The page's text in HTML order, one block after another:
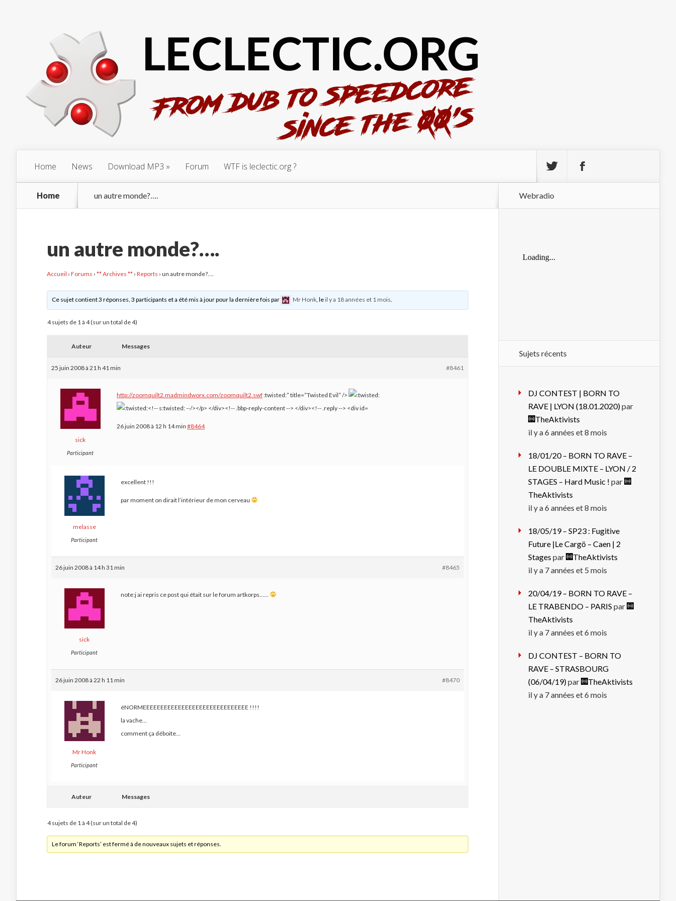
Home News Download MP3 Forum WTF is leclectic.org ?
Home un autre monde?….
un autre monde?….
Accueil › Forums › ** Archives ** › Reports › un autre monde?….
Ce sujet contient 3 réponses, 3 participants et a été mis à jour pour la dernière fois par Mr Honk, leil y a 18 années et 1 mois.
4 sujets de 1 à 4 (sur un total de 4)
Auteur Messages
25 juin 2008 à 21 h 41 min #8461
sick
Participant
http://zoomquilt2.madmindworx.com/zoomquilt2.swf:twisted:” title=”Twisted Evil” />
26 juin 2008 à 12 h 14 min #8464
melasse
Participant
excellent !!!
par moment on dirait l’intérieur de mon cerveau
26 juin 2008 à 14 h 31 min #8465
sick
Participant
note:j ai repris ce post qui était sur le forum artkorps……
26 juin 2008 à 22 h 11 min #8470
Mr Honk
Participant
éNORMEEEEEEEEEEEEEEEEEEEEEEEEEEEEEE !!!!
la vache…
comment ça déboite…
Auteur Messages
4 sujets de 1 à 4 (sur un total de 4)
Le forum ‘Reports’ est fermé à de nouveaux sujets et réponses.
Webradio
Sujets récents
DJ CONTEST | BORN TO
RAVE | LYON (18.01.2020)par
TheAktivists
il y a 6 années et 8 mois
18/01/20 – BORN TO RAVE –
LE DOUBLE MIXTE – LYON / 2
STAGES – Hard Music ! par
TheAktivists
il y a 6 années et 8 mois
18/05/19 – SP23 : Fugitive
Future |Le Cargö – Caen | 2
Stages par
TheAktivists
il y a 7 années et 5 mois
20/04/19 – BORN TO RAVE –
LE TRABENDO – PARIS par
TheAktivists
il y a 7 années et 6 mois
DJ CONTEST – BORN TO
RAVE – STRASBOURG
(06/04/19)par
TheAktivists
il y a 7 années et 6 mois